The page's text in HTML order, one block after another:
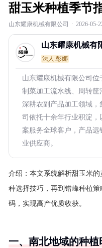
甜玉米种植季节
山东耀康机械有限公司 · 2026-05-
山东耀康机械有
法人:彭娜
山东耀康机械有限公司
制菜加工流水线、周转筐
深耕农副产品加工领域
司依托十余年行业积淀
案服务全球客户，产品
业供应商。
介绍： 本文系统解析甜玉米
种选择技巧，再到错峰种植
码，实现高产优质收获。
一、南北地域的种植